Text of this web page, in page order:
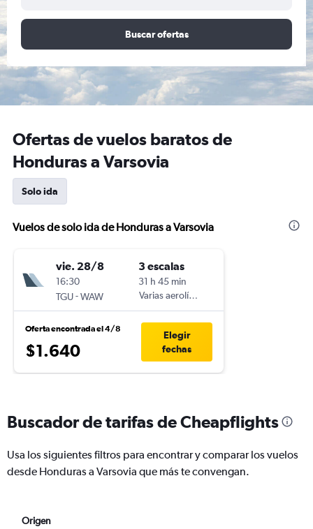
Buscar ofertas
Ofertas de vuelos baratos de
Honduras a Varsovia
Solo ida
Vuelos de solo ida de Honduras a Varsovia
vie. 28/8
16:30
TGU-WAW
3 escalas
31 h 45 min
Varias aerolíneas
Oferta encontrada el 4/8
$1.640
Elegir
fechas
Buscador de tarifas de Cheapflights
Usa los siguientes filtros para encontrar y comparar los vuelos
desde Honduras a Varsovia que más te convengan.
Origen